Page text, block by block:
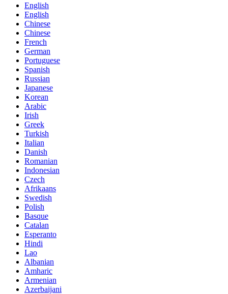
English
English
Chinese
Chinese
French
German
Portuguese
Spanish
Russian
Japanese
Korean
Arabic
Irish
Greek
Turkish
Italian
Danish
Romanian
Indonesian
Czech
Afrikaans
Swedish
Polish
Basque
Catalan
Esperanto
Hindi
Lao
Albanian
Amharic
Armenian
Azerbaijani